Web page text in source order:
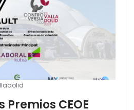
Premios CEOE